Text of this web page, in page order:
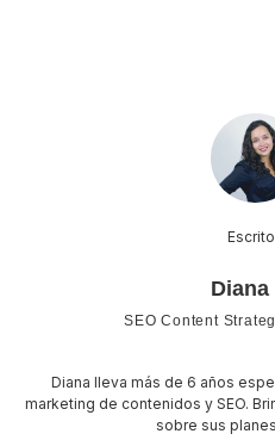
obtenidos de fuentes públicas.
Diana
SEO Content
Diana lleva más de 6 años
marketing de contenidos y SEO.
sobre sus